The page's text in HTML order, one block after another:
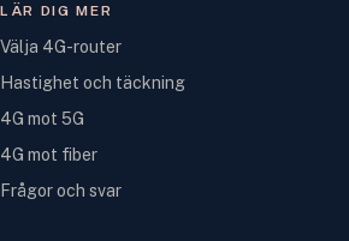
LÄR DIG MER
Välja 4G-router
Hastighet och täckning
4G mot 5G
4G mot fiber
Frågor och svar